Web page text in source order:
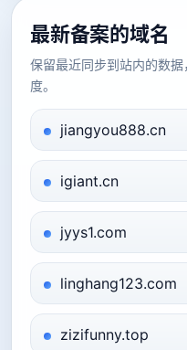
最新备案的域名
保留最近同步到站内的数
度。
jiangyou888.cn
igiant.cn
jyys1.com
linghang123.com
zizifunny.top